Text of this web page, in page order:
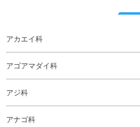
アカエイ科
アゴアマダイ科
アジ科
アナゴ科